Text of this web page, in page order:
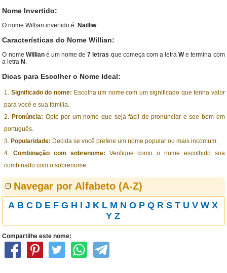
Nome Invertido:
O nome Willian invertido é: Nailliw.
Características do Nome Willian:
O nome Williané um nome de7 letras que começa com a letraWe termina com
a letra N .
Dicas para Escolher o Nome Ideal:
Significado do nome: Escolha um nome com um significado que tenha valor
para você e sua família.
Pronúncia: Opte por um nome que seja fácil de pronunciar e soe bem em
português.
Popularidade: Decida se você prefere um nome popular ou mais incomum.
Combinação com sobrenome: Verifique como o nome escolhido soa
combinado com o sobrenome.
Navegar por Alfabeto (A-Z)
A B C D E F G H I J K L M N O P Q R S T U V W X
Y Z
Compartilhe este nome: